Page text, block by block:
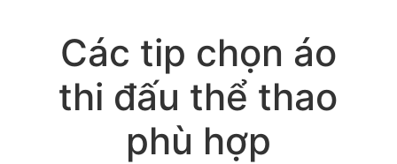
Các tip chọn áo
thi đấu thể thao
phù hợp